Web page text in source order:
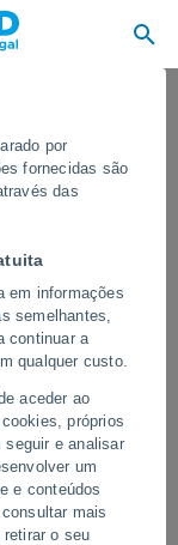
por
fornecidas são
das
em informações
semelhantes,
continuar a
qualquer custo.
aceder ao
próprios
seguir e analisar
um
e conteúdos
mais
retirar o seu
está
de energia e
em toda a cidade,
suspensas.